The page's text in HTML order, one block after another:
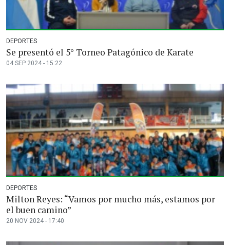
DEPORTES
Se presentó el 5° Torneo Patagónico de Karate
04 SEP 2024 - 15:22
DEPORTES
Milton Reyes: “Vamos por mucho más, estamos por
el buen camino”
20 NOV 2024 - 17:40